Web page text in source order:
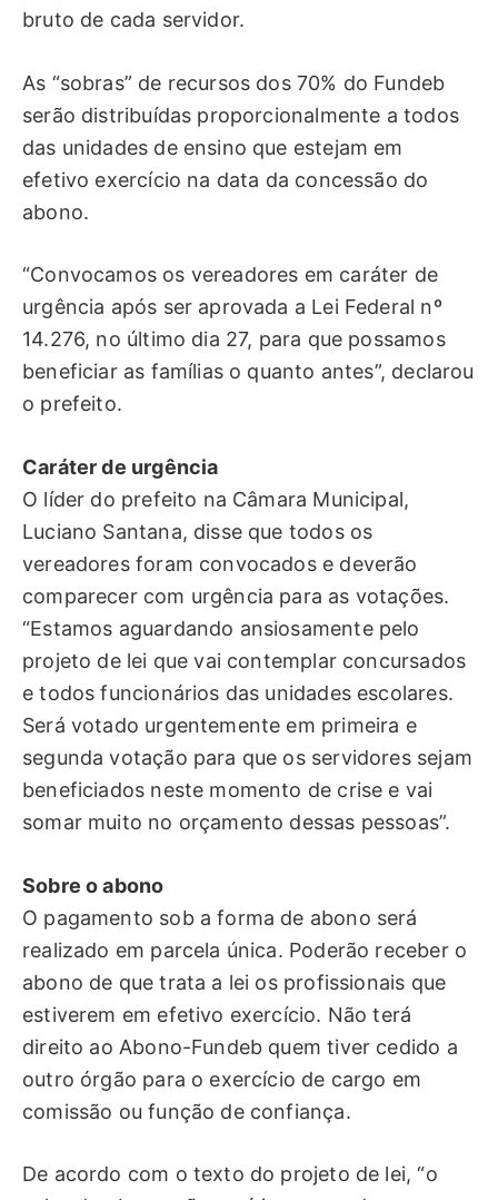
bruto de cada servidor.
As “sobras” de recursos dos 70% do Fundeb
serão distribuídas proporcionalmente a todos
das unidades de ensino que estejam em
efetivo exercício na data da concessão do
abono.
“Convocamos os vereadores em caráter de
urgência após ser aprovada a Lei Federal nº
14.276, no último dia 27, para que possamos
beneficiar as famílias o quanto antes”, declarou
o prefeito.
Caráter de urgência
O líder do prefeito na Câmara Municipal,
Luciano Santana, disse que todos os
vereadores foram convocados e deverão
comparecer com urgência para as votações.
“Estamos aguardando ansiosamente pelo
projeto de lei que vai contemplar concursados
e todos funcionários das unidades escolares.
Será votado urgentemente em primeira e
segunda votação para que os servidores sejam
beneficiados neste momento de crise e vai
somar muito no orçamento dessas pessoas”.
Sobre o abono
O pagamento sob a forma de abono será
realizado em parcela única. Poderão receber o
abono de que trata a lei os profissionais que
estiverem em efetivo exercício. Não terá
direito ao Abono-Fundeb quem tiver cedido a
outro órgão para o exercício de cargo em
comissão ou função de confiança.
De acordo com o texto do projeto de lei, “o